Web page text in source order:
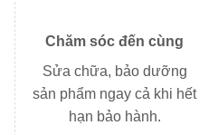
Chăm sóc đến cùng
Sửa chữa, bảo dưỡng
sản phẩm ngay cả khi hết
hạn bảo hành.